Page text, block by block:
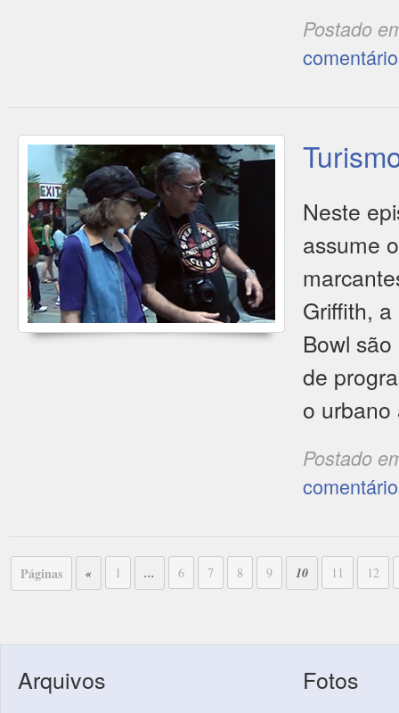
Postado
Neste
assume
Griffith,
Bowl
de
o
Postado
Páginas « 1 ... 6 7 8 9 10 11 12
Arquivos Fotos